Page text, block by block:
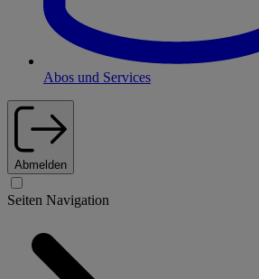
Abos und Services
Abmelden
Seiten Navigation